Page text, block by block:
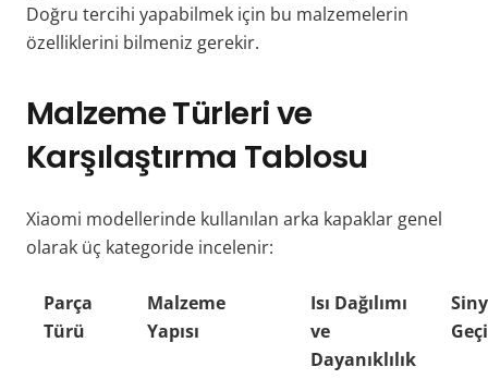
Doğru tercihi yapabilmek için bu malzemelerin
özelliklerini bilmeniz gerekir.
Malzeme Türleri ve
Karşılaştırma Tablosu
Xiaomi modellerinde kullanılan arka kapaklar genel
olarak üç kategoride incelenir:
Parça
Türü
Malzeme
Yapısı
Isı Dağılımı
ve
Dayanıklılık